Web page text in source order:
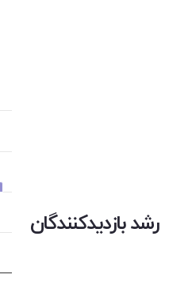
رشد بازدیدکنندگان